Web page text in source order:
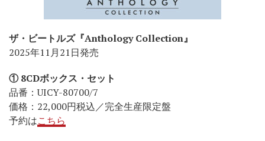
ザ・ビートルズ『Anthology Collection』
2025年11月21日発売
① 8CDボックス・セット
品番：UICY-80700/7
価格：22,000円税込／完全生産限定盤
予約はこちら